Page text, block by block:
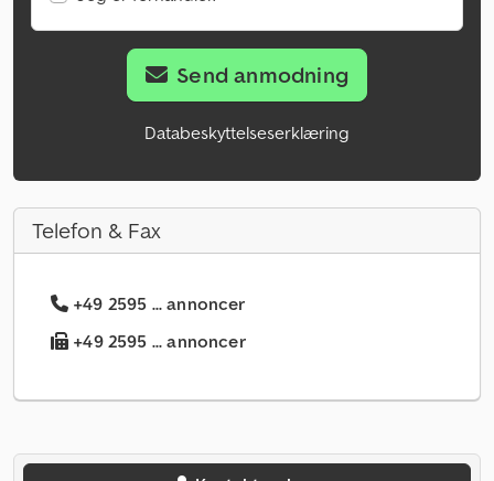
Send anmodning
Databeskyttelseserklæring
Telefon & Fax
+49 2595 ... annoncer
+49 2595 ... annoncer